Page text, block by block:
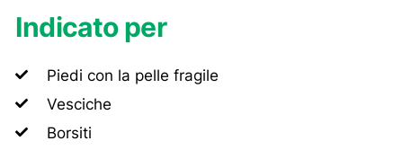
Indicato per
Piedi con la pelle fragile
Vesciche
Borsiti